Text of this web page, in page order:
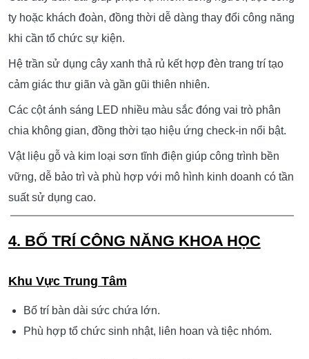
hiệu.
3. KHÔNG GIAN NỘI THẤT MỞ TỐI ƯU
TRẢI NGHIỆM
Khu vực bàn ghế được bố trí theo dạng module linh hoạt,
đáp ứng nhiều nhóm khách khác nhau.
Các dãy bàn dài giúp phục vụ nhóm đông người, tiệc công
ty hoặc khách đoàn, đồng thời dễ dàng thay đổi công năng
khi cần tổ chức sự kiện.
Hệ trần sử dụng cây xanh thả rủ kết hợp đèn trang trí tạo
Các cột ánh sáng LED nhiều màu sắc đóng vai trò phân
Vật liệu gỗ và kim loại sơn tĩnh điện giúp công trình bền